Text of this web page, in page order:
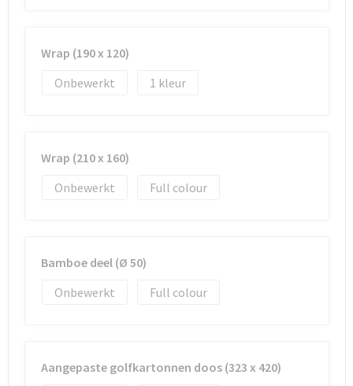
Wrap (190 x 120)
Onbewerkt
1
Wrap (210 x 160)
Onbewerkt
Full colour
Bamboe deel (Ø 50)
Onbewerkt
Full colour
Aangepaste golfkartonnen doos (323 x 420)